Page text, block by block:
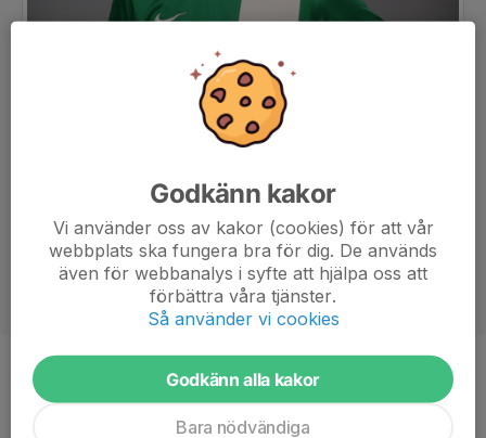
Position
-
Godkänn kakor
Vi använder oss av kakor (cookies) för att vår
webbplats ska fungera bra för dig. De används
även för webbanalys i syfte att hjälpa oss att
förbättra våra tjänster.
Så använder vi cookies
Godkänn alla kakor
Bara nödvändiga